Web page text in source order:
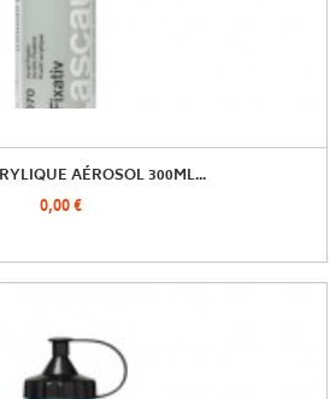
AÉROSOL 300ML...
0,00 €